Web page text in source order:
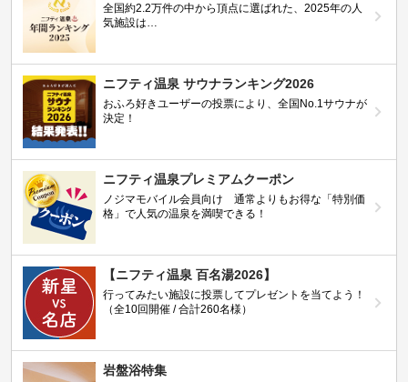
全国約2.2万件の中から頂点に選ばれた、2025年の人
気施設は…
ニフティ温泉 サウナランキング2026
おふろ好きユーザーの投票により、全国No.1サウナが
決定！
ニフティ温泉プレミアムクーポン
ノジマモバイル会員向け 通常よりもお得な「特別価
格」で人気の温泉を満喫できる！
【ニフティ温泉 百名湯2026】
行ってみたい施設に投票してプレゼントを当てよう！
（全10回開催 / 合計260名様）
岩盤浴特集